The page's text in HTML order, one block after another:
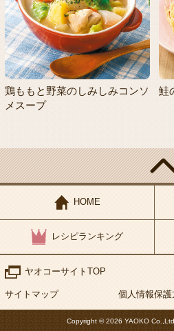
鶏ももと野菜のしみしみコンソ
メスープ
鮭
HOME
レシピランキング
ヤオコーサイトTOP
サイトマップ 個人情報保護
Copyright © 2026 YAOKO